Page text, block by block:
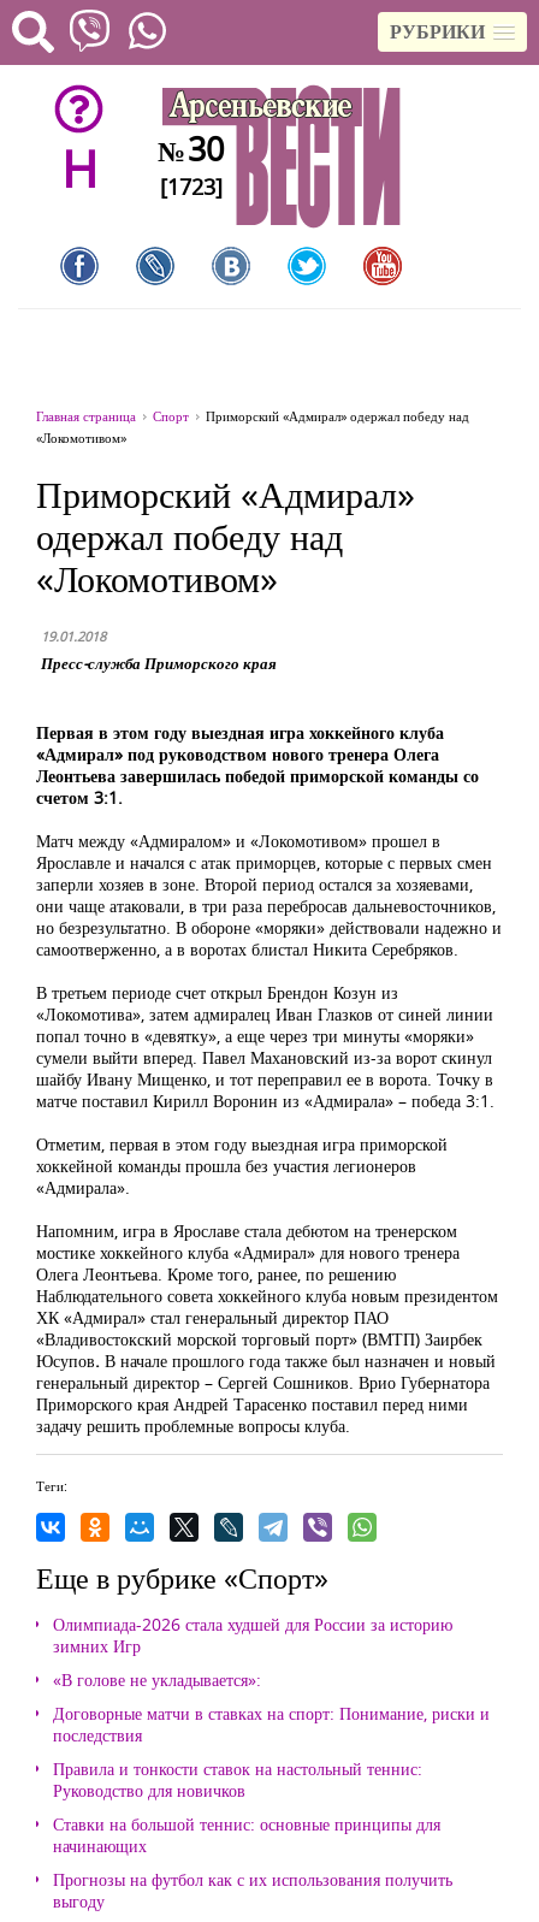
РУБРИКИ
H №30
[1723]
Главная страница Спорт
Приморский «Адмирал» одержал победу над
«Локомотивом»
Приморский «Адмирал»
одержал победу над
«Локомотивом»
19.01.2018
Пресс-служба Приморского края
Первая в этом году выездная игра хоккейного клуба
«Адмирал» под руководством нового тренера Олега
Леонтьева завершилась победой приморской команды со
счетом 3:1.
Матч между «Адмиралом» и «Локомотивом» прошел в
Ярославле и начался с атак приморцев, которые с первых смен
заперли хозяев в зоне. Второй период остался за хозяевами,
они чаще атаковали, в три раза перебросав дальневосточников,
но безрезультатно. В обороне «моряки» действовали надежно и
самоотверженно, а в воротах блистал Никита Серебряков.
В третьем периоде счет открыл Брендон Козун из
«Локомотива», затем адмиралец Иван Глазков от синей линии
попал точно в «девятку», а еще через три минуты «моряки»
сумели выйти вперед. Павел Махановский из-за ворот скинул
шайбу Ивану Мищенко, и тот переправил ее в ворота. Точку в
матче поставил Кирилл Воронин из «Адмирала» – победа 3:1.
Отметим, первая в этом году выездная игра приморской
хоккейной команды прошла без участия легионеров
«Адмирала».
Напомним, игра в Ярославе стала дебютом на тренерском
мостике хоккейного клуба «Адмирал» для нового тренера
Олега Леонтьева. Кроме того, ранее, по решению
Наблюдательного совета хоккейного клуба новым президентом
ХК «Адмирал» стал генеральный директор ПАО
«Владивостокский морской торговый порт» (ВМТП) Заирбек
Юсупов. В начале прошлого года также был назначен и новый
генеральный директор – Сергей Сошников. Врио Губернатора
Приморского края Андрей Тарасенко поставил перед ними
задачу решить проблемные вопросы клуба.
Теги:
Еще в рубрике «Спорт»
Олимпиада-2026 стала худшей для России за историю
зимних Игр
«В голове не укладывается»:
Договорные матчи в ставках на спорт: Понимание, риски и
последствия
Правила и тонкости ставок на настольный теннис:
Руководство для новичков
Ставки на большой теннис: основные принципы для
начинающих
Прогнозы на футбол как с их использования получить
выгоду